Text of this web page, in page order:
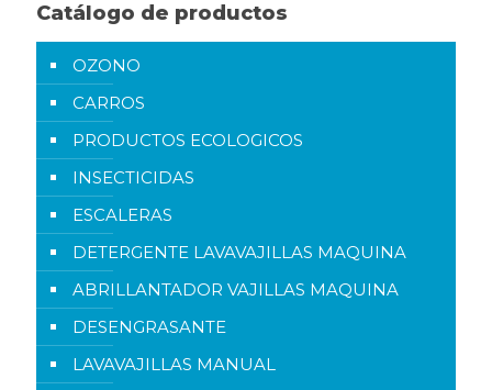
Catálogo de productos
OZONO
CARROS
PRODUCTOS ECOLOGICOS
INSECTICIDAS
ESCALERAS
DETERGENTE LAVAVAJILLAS MAQUINA
ABRILLANTADOR VAJILLAS MAQUINA
DESENGRASANTE
LAVAVAJILLAS MANUAL